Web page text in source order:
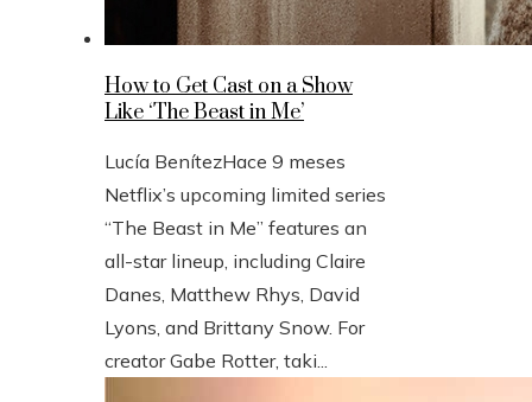
How to Get Cast on a Show
Like ‘The Beast in Me’
Lucía BenítezHace 9 meses
Netflix’s upcoming limited series
“The Beast in Me” features an
all-star lineup, including Claire
Danes, Matthew Rhys, David
Lyons, and Brittany Snow. For
creator Gabe Rotter, taki...